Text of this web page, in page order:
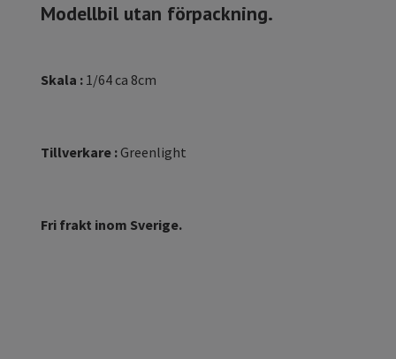
Modellbil utan förpackning.
Skala : 1/64 ca 8cm
Tillverkare :Greenlight
Fri frakt inom Sverige.